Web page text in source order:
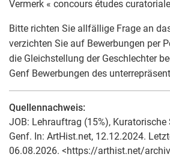
Vermerk « concours études
Bitte richten Sie allfällige Frage an
verzichten Sie auf Bewerbungen per
die Gleichstellung der Geschlechter
Genf Bewerbungen des
Quellennachweis:
JOB: Lehrauftrag (15%),
Genf. In: ArtHist.net, 12.12.2024.
06.08.2026. <https://arthist.net/